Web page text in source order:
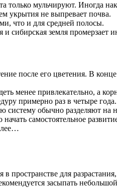
мульчируют. Иногда
укрытия не выпревает почва.
что и для средней полосы.
сибирская земля промерзает
после его цветения. В
менее привлекательно, а
примерно раз в четыре года.
обычно разделяют на
самостоятельное
для
засыпать